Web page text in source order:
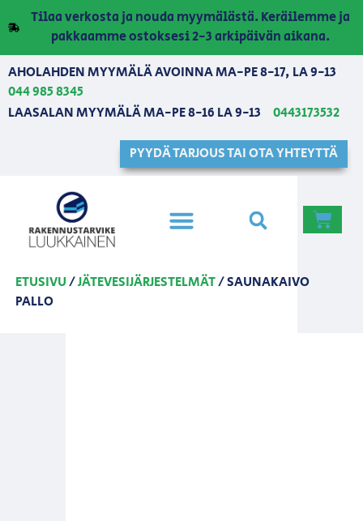
Tilaa verkosta ja nouda myymälästä. Keräilemme ja
pakkaamme ostoksesi 2-3 arkipäivän aikana.
AHOLAHDEN MYYMÄLÄ AVOINNA MA-PE 8-17, LA 9-13
044 985 8345
LAASALAN MYYMÄLÄ MA-PE 8-16 LA 9-13
0443173532
PYYDÄ TARJOUS TAI OTA YHTEYTTÄ
ETUSIVU/JÄTEVESIJÄRJESTELMÄT/ SAUNAKAIVO
PALLO